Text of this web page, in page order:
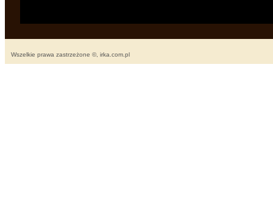
Wszelkie prawa zastrzeżone ©, irka.com.pl